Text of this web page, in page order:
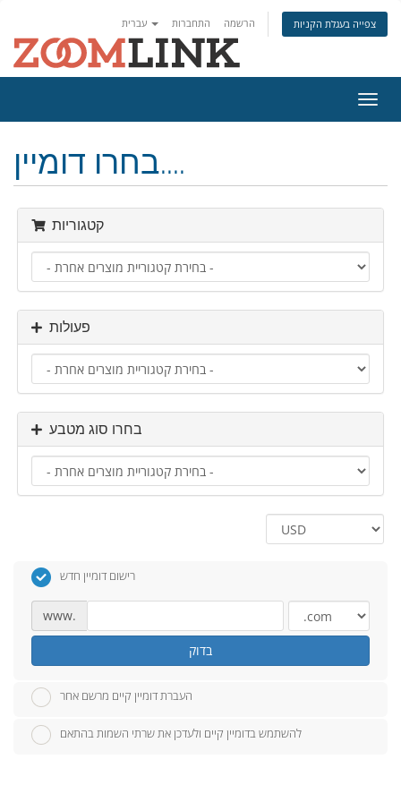
התחברות הרשמה צפייה בעגלת הקניות
ניווט
בחרו דומיין....
קטגוריות
פעולות
בחרו סוג מטבע
רישום דומיין חדש
www.
בדוק
העברת דומיין קיים מרשם אחר
להשתמש בדומיין קיים ולעדכן את שרתי השמות בהתאם